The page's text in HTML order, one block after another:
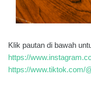
Klik pautan di bawah
https://
https://www.tiktok.com/